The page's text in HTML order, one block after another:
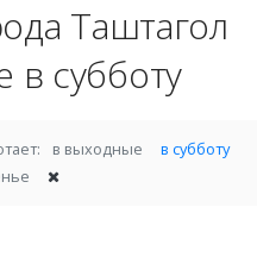
Таштагол
субботу
в выходные
в субботу